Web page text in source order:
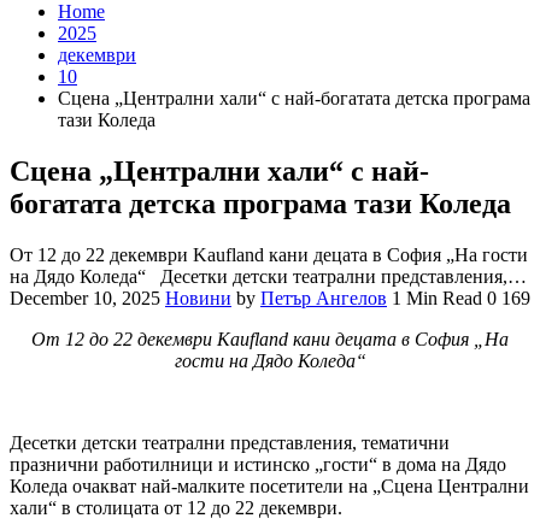
Home
2025
декември
10
Сцена „Централни хали“ с най-богатата детска програма
тази Коледа
Сцена „Централни хали“ с най-
богатата детска програма тази Коледа
От 12 до 22 декември Kaufland кани децата в София „На гости
на Дядо Коледа“ Десетки детски театрални представления,…
December 10, 2025 Новини by Петър Ангелов 1 Min Read 0 169
От 12 до 22 декември Kaufland кани децата в София „На
гости на Дядо Коледа“
Десетки детски театрални представления, тематични
празнични работилници и истинско „гости“ в дома на Дядо
Коледа очакват най-малките посетители на „Сцена Централни
хали“ в столицата от 12 до 22 декември.